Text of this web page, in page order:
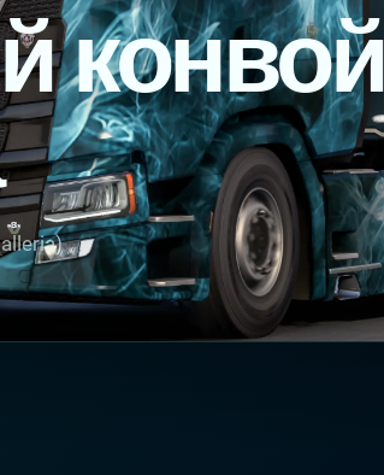
конвой